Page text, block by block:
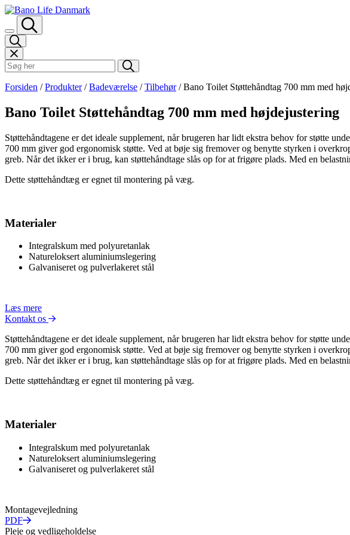
Spring til indhold
Søk i Bano Life
Forsiden /Produkter/Badeværelse /Tilbehør/Bano Toilet Støttehåndtag 700 mm med
Bano Toilet Støttehåndtag 700 mm med højdejustering
Støttehåndtagene er det ideale supplement, når brugeren har lidt ekstra behov for støtte
700 mm giver god ergonomisk støtte. Ved at bøje sig fremover og benytte styrken i
greb. Når det ikker er i brug, kan støttehåndtage slås op for at frigøre plads. Med en
Dette støttehåndtæg er egnet til montering på væg.
Materialer
Integralskum med polyuretanlak
Natureloksert aluminiumslegering
Galvaniseret og pulverlakeret stål
Læs mere
Kontakt os
Støttehåndtagene er det ideale supplement, når brugeren har lidt ekstra behov for støtte
700 mm giver god ergonomisk støtte. Ved at bøje sig fremover og benytte styrken i
greb. Når det ikker er i brug, kan støttehåndtage slås op for at frigøre plads. Med en
Dette støttehåndtæg er egnet til montering på væg.
Materialer
Integralskum med polyuretanlak
Natureloksert aluminiumslegering
Galvaniseret og pulverlakeret stål
Montagevejledning
PDF
Pleje og vedligeholdelse